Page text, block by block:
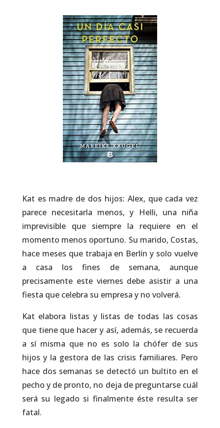
Kat es madre de dos hijos: Alex, que cada vez
parece necesitarla menos, y Helli, una niña
imprevisible que siempre la requiere en el
momento menos oportuno. Su marido, Costas,
hace meses que trabaja en Berlín y solo vuelve
a casa los fines de semana, aunque
precisamente este viernes debe asistir a una
fiesta que celebra su empresa y no volverá.
Kat elabora listas y listas de todas las cosas
que tiene que hacer y así, además, se recuerda
a sí misma que no es solo la chófer de sus
hijos y la gestora de las crisis familiares. Pero
hace dos semanas se detectó un bultito en el
pecho y de pronto, no deja de preguntarse cuál
será su legado si finalmente éste resulta ser
fatal.